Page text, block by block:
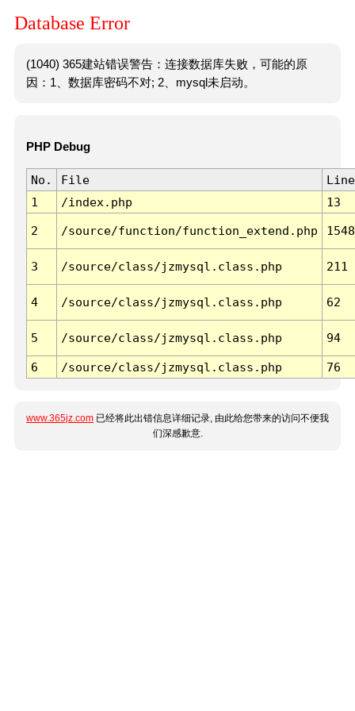
Database Error
(1040) 365建站错误警告：连接数据库失败，可能的原
因：1、数据库密码不对; 2、mysql未启动。
PHP Debug
No. File
Line
1
/index.php 13
2 /source/function/function_extend.php 1548
3 /source/class/jzmysql.class.php 211
4 /source/class/jzmysql.class.php 62
5 /source/class/jzmysql.class.php 94
6 /source/class/jzmysql.class.php 76
www.365jz.com 已经将此出错信息详细记录, 由此给您带来的访问不便我
们深感歉意.